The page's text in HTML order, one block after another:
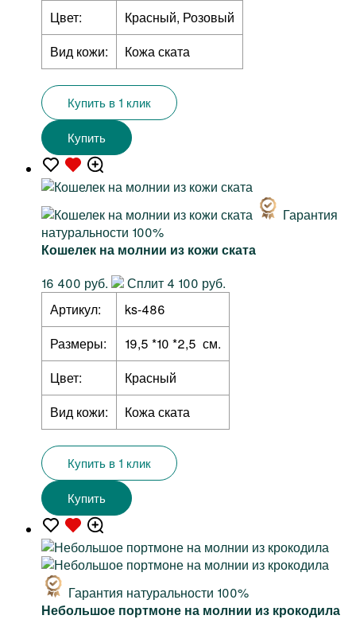
Цвет:
Красный, Розовый
Вид кожи:
Кожа ската
Купить в 1 клик
Купить
Гарантия
натуральности 100%
Кошелек на молнии из кожи ската
16 400 руб.
Сплит 4 100 руб.
Артикул:
ks-486
Размеры:
19,5 *10 *2,5 см.
Цвет:
Красный
Вид кожи:
Кожа ската
Купить в 1 клик
Купить
Гарантия натуральности 100%
Небольшое портмоне на молнии из крокодила